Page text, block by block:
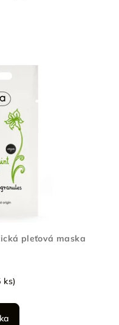
pleťová maska
ks)